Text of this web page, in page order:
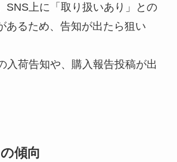
SNS上に「取り扱いあり」との
あるため、告知が出たら狙い
入荷告知や、購入報告投稿が出
傾向